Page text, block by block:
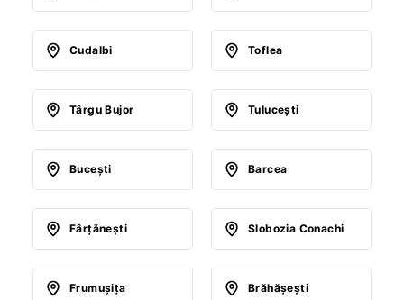
Cudalbi Toflea
Târgu Bujor Tuluceşti
Buceşti Barcea
Fârţăneşti Slobozia Conachi
Frumuşiţa Brăhăşeşti